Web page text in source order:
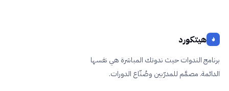
هيتكورد
برنامج الندوات حيث ندوتك المباشرة هي نفسها
الدائمة. مصمَّم للمدرّبين وصُنّاع الدورات.